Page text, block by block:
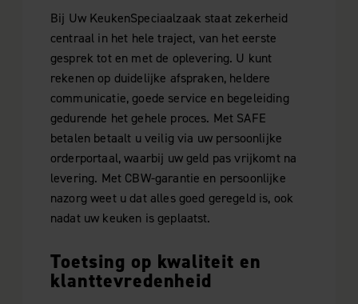
Bij Uw KeukenSpeciaalzaak staat zekerheid
centraal in het hele traject, van het eerste
gesprek tot en met de oplevering. U kunt
rekenen op duidelijke afspraken, heldere
communicatie, goede service en begeleiding
gedurende het gehele proces. Met SAFE
betalen betaalt u veilig via uw persoonlijke
orderportaal, waarbij uw geld pas vrijkomt na
levering. Met CBW-garantie en persoonlijke
nazorg weet u dat alles goed geregeld is, ook
nadat uw keuken is geplaatst.
Toetsing op kwaliteit en
klanttevredenheid